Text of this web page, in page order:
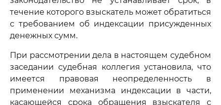
течение которого взыскатель может обратиться
с требованием об индексации присужденных
денежных сумм.
При рассмотрении дела в настоящем судебном
заседании судебная коллегия установила, что
имеется правовая неопределенность в
применении механизма индексации в части,
касающейся срока обращения взыскателя с